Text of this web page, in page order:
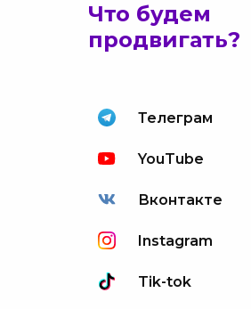
Что будем
продвигать?
Телеграм
YouTube
Вконтакте
Instagram
Tik-tok